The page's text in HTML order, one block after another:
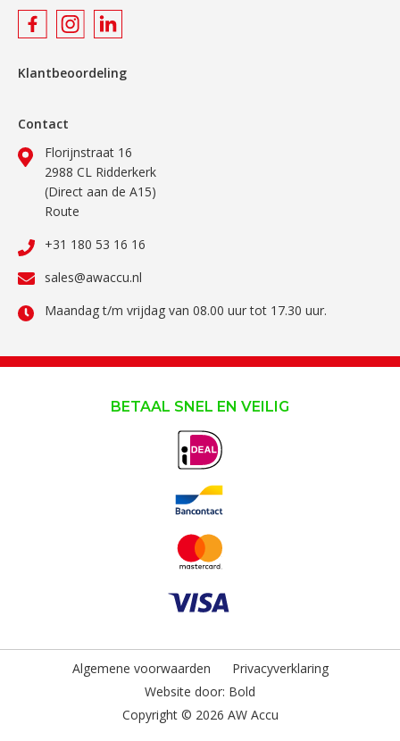
Klantbeoordeling
Contact
Florijnstraat 16
2988 CL Ridderkerk
(Direct aan de A15)
Route
+31 180 53 16 16
sales@awaccu.nl
Maandag t/m vrijdag van 08.00 uur tot 17.30 uur.
BETAAL SNEL EN VEILIG
Algemene voorwaarden
Privacyverklaring
Website door: Bold
Copyright © 2026 AW Accu